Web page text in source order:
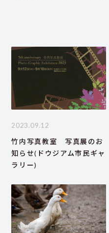
2023.09.12
竹内写真教室 写真展のお
知らせ(ドウジアム市民ギャ
ラリー)